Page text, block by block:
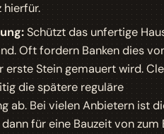
hierfür.
Schützt das unfertige
Oft fordern Banken dies
erste Stein gemauert wird.
die spätere reguläre
ab. Bei vielen Anbietern ist
für eine Bauzeit von zum